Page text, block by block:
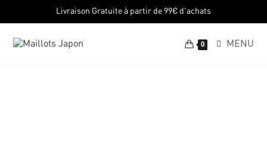
Livraison Gratuite à partir de 99€ d'achats
0 MENU